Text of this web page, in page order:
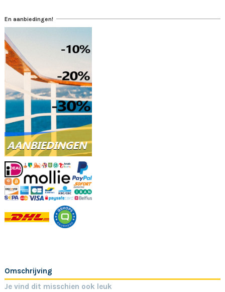
En aanbiedingen!
Omschrijving
Je vind dit misschien ook leuk